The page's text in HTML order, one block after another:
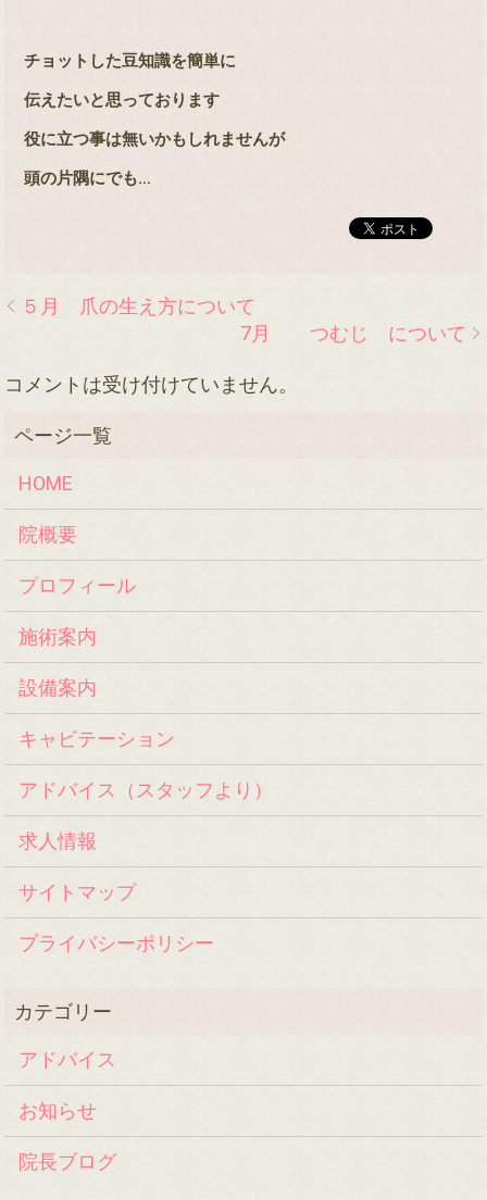
チョットした豆知識を簡単に
伝えたいと思っております
役に立つ事は無いかもしれませんが
頭の片隅にでも…
５月 爪の生え方について
7月 つむじ について
コメントは受け付けていません。
HOME
院概要
プロフィール
施術案内
設備案内
キャビテーション
アドバイス（スタッフより）
求人情報
サイトマップ
プライバシーポリシー
アドバイス
お知らせ
院長ブログ